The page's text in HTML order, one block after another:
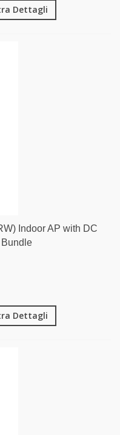
Dettagli
Indoor AP with DC
Bundle
Dettagli